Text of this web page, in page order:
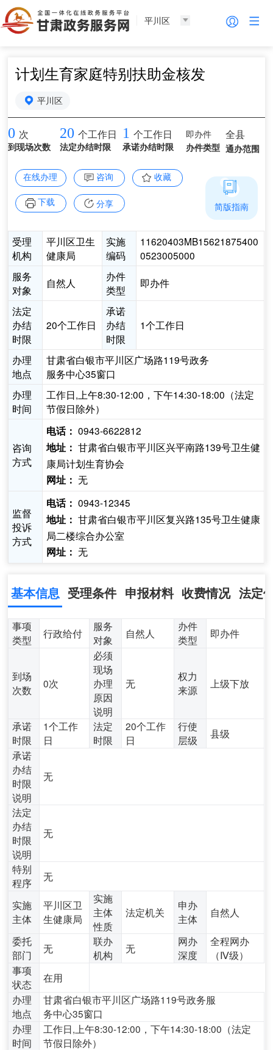
平川区
计划生育家庭特别扶助金核发
平川区
0 次
到现场次数
20 个工作日
法定办结时限
1 个工作日
承诺办结时限
即办件
办件类型
全县
通办范围
在线办理 咨询 收藏
下载 分享
受理
机构
平川区卫生
健康局
实施
编码
11620403MB15621875400
0523005000
服务
对象
自然人
办件
类型
即办件
法定
办结
时限
20个工作日
承诺
办结
时限
1个工作日
办理
地点
甘肃省白银市平川区广场路119号政务
服务中心35窗口
办理
时间
工作日,上午8:30-12:00，下午14:30-18:00（法定
节假日除外）
咨询
方式
电话： 0943-6622812
地址： 甘肃省白银市平川区兴平南路139号卫生健
康局计划生育协会
网址： 无
监督
投诉
方式
电话： 0943-12345
地址： 甘肃省白银市平川区复兴路135号卫生健康
局二楼综合办公室
网址： 无
简版指南
基本信息 受理条件 申报材料 收费情况 法定
事项
类型
行政给付
服务
对象
自然人
办件
类型
即办件
到场
次数
0次
必须
现场
办理
原因
说明
无
权力
来源
上级下放
承诺
时限
1个工作
日
法定
时限
20个工作
日
行使
层级
县级
承诺
办结
时限
说明
无
法定
办结
时限
说明
无
特别
程序
无
实施
主体
平川区卫
生健康局
实施
主体
性质
法定机关
申办
主体
自然人
委托
部门
无
联办
机构
无
网办
深度
全程网办
（Ⅳ级）
事项
状态
在用
办理
地点
甘肃省白银市平川区广场路119号政务服
务中心35窗口
办理
时间
工作日,上午8:30-12:00，下午14:30-18:00（法定
节假日除外）